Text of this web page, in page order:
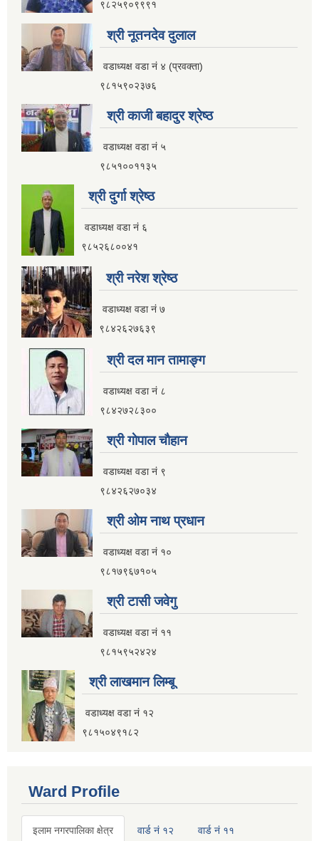
९८२५९०९९९१
श्री नूतनदेव दुलाल
वडाध्यक्ष वडा नं ४ (प्रवक्ता)
९८१५९०२३७६
श्री काजी बहादुर श्रेष्ठ
वडाध्यक्ष वडा नं ५
९८५१००११३५
श्री दुर्गा श्रेष्ठ
वडाध्यक्ष वडा नं ६
९८५२६८००४१
श्री नरेश श्रेष्ठ
वडाध्यक्ष वडा नं ७
९८४२६२७६३९
श्री दल मान तामाङ्ग
वडाध्यक्ष वडा नं ८
९८४२७२८३००
श्री गाेपाल चाैहान
वडाध्यक्ष वडा नं ९
९८४२६२७०३४
श्री ओम नाथ प्रधान
वडाध्यक्ष वडा नं १०
९८१७९६७१०५
श्री टासी जवेगु
वडाध्यक्ष वडा नं ११
९८१५९५२४२४
श्री लाखमान लिम्बू
वडाध्यक्ष वडा नं १२
९८१५०४९१८२
Ward Profile
इलाम नगरपालिका क्षेत्र वार्ड नं १२ वार्ड नं ११